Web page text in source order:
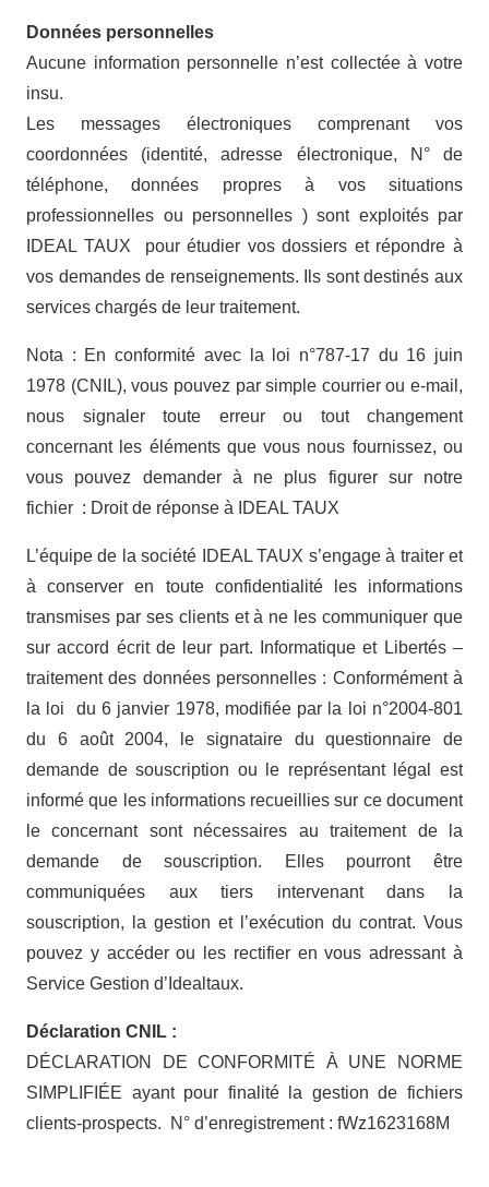
Données personnelles
Aucune information personnelle n’est collectée à votre
insu.
Les messages électroniques comprenant vos
coordonnées (identité, adresse électronique, N° de
téléphone, données propres à vos situations
professionnelles ou personnelles ) sont exploités par
IDEAL TAUX pour étudier vos dossiers et répondre à
vos demandes de renseignements. Ils sont destinés aux
services chargés de leur traitement.
Nota : En conformité avec la loi n°787-17 du 16 juin
1978 (CNIL), vous pouvez par simple courrier ou e-mail,
nous signaler toute erreur ou tout changement
concernant les éléments que vous nous fournissez, ou
vous pouvez demander à ne plus figurer sur notre
fichier : Droit de réponse à IDEAL TAUX
L’équipe de la société IDEAL TAUX s’engage à traiter et
à conserver en toute confidentialité les informations
transmises par ses clients et à ne les communiquer que
sur accord écrit de leur part. Informatique et Libertés –
traitement des données personnelles : Conformément à
la loi du 6 janvier 1978, modifiée par la loi n°2004-801
du 6 août 2004, le signataire du questionnaire de
demande de souscription ou le représentant légal est
informé que les informations recueillies sur ce document
le concernant sont nécessaires au traitement de la
demande de souscription. Elles pourront être
communiquées aux tiers intervenant dans la
souscription, la gestion et l’exécution du contrat. Vous
pouvez y accéder ou les rectifier en vous adressant à
Service Gestion d’Idealtaux.
Déclaration CNIL :
DÉCLARATION DE CONFORMITÉ À UNE NORME
SIMPLIFIÉE ayant pour finalité la gestion de fichiers
clients-prospects. N° d’enregistrement : fWz1623168M